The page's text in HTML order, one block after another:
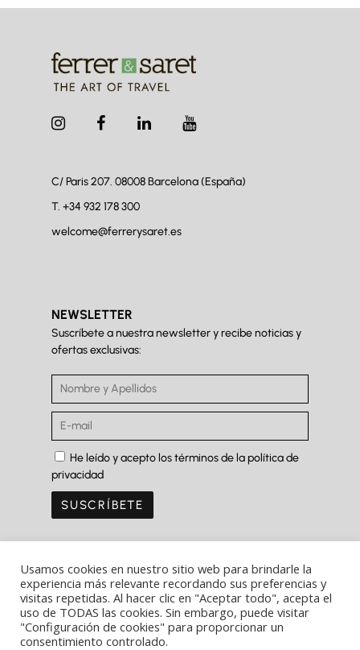
C/ Paris 207. 08008Barcelona (España)
T. +34 932 178 300
welcome@ferrerysaret.es
NEWSLETTER
Suscríbete a nuestra newsletter y recibe noticias y
ofertas exclusivas:
He leído y acepto los términos de la política de
privacidad
Copyright Ⓒ Ferrer&Saret 2022
Aviso legal
Usamos cookies en nuestro sitio web para brindarle la
experiencia más relevante recordando sus preferencias y
visitas repetidas. Al hacer clic en "Aceptar todo", acepta el
uso de TODAS las cookies. Sin embargo, puede visitar
"Configuración de cookies" para proporcionar un
consentimiento controlado.